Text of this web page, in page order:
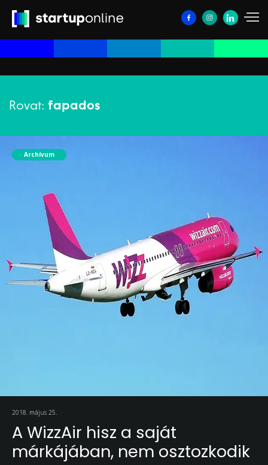
Rovat: fapados
Archívum
2018. május 25.
A WizzAir hisz a saját
márkájában, nem osztozkodik